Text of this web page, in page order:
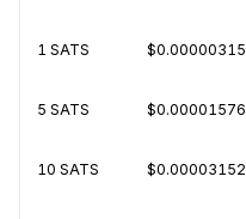
1 SATS $0.00000315
5 SATS $0.00001576
10 SATS $0.00003152